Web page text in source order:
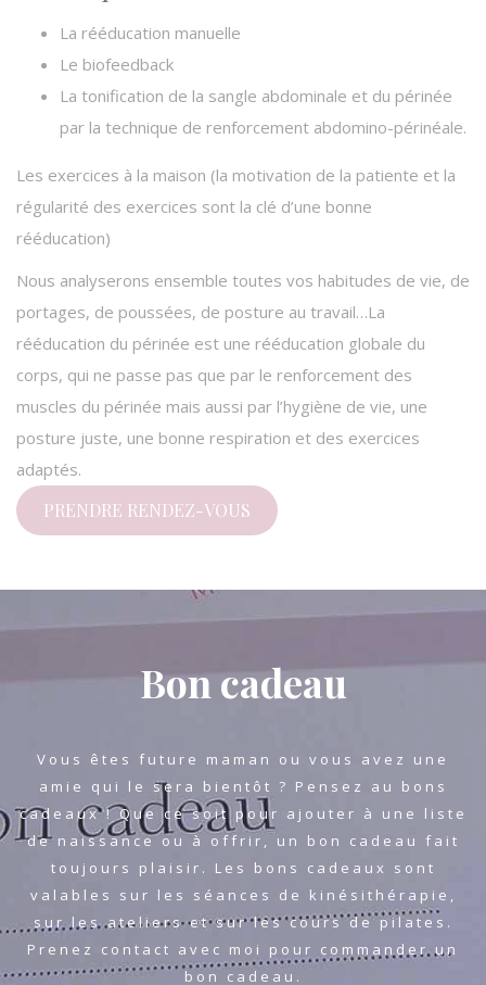
La rééducation manuelle
Le biofeedback
La tonification de la sangle abdominale et du périnée
par la technique de renforcement abdomino-périnéale.
Les exercices à la maison (la motivation de la patiente et la
régularité des exercices sont la clé d’une bonne
rééducation)
Nous analyserons ensemble toutes vos habitudes de vie, de
portages, de poussées, de posture au travail…La
rééducation du périnée est une rééducation globale du
corps, qui ne passe pas que par le renforcement des
muscles du périnée mais aussi par l’hygiène de vie, une
posture juste, une bonne respiration et des exercices
adaptés.
PRENDRE RENDEZ-VOUS
Bon cadeau
Vous êtes future maman ou vous avez une
amie qui le sera bientôt ? Pensez au bons
cadeaux ! Que ce soit pour ajouter à une liste
de naissance ou à offrir, un bon cadeau fait
toujours plaisir. Les bons cadeaux sont
valables sur les séances de kinésithérapie,
sur les ateliers et sur les cours de pilates.
Prenez contact avec moi pour commander un
bon cadeau.